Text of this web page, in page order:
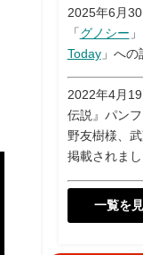
2025年6月
「 グノシー
Today」への
2022年4月
伝説』パン
野友樹様、
掲載されまし
一覧を